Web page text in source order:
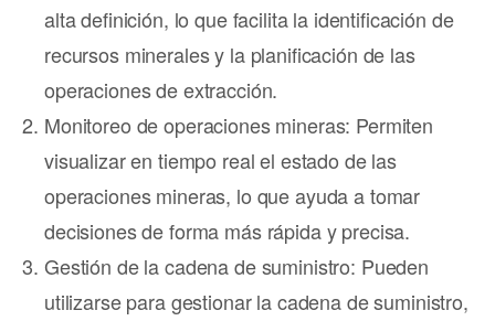
alta definición, lo que facilita la identificación de
recursos minerales y la planificación de las
operaciones de extracción.
Monitoreo de operaciones mineras: Permiten
visualizar en tiempo real el estado de las
operaciones mineras, lo que ayuda a tomar
decisiones de forma más rápida y precisa.
Gestión de la cadena de suministro: Pueden
utilizarse para gestionar la cadena de suministro,